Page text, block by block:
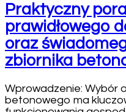
Praktyczny
prawidłowego
oraz
zbiornika
Wprowadzenie: Wybór
betonowego ma